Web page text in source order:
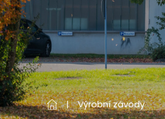
Výrobní závody